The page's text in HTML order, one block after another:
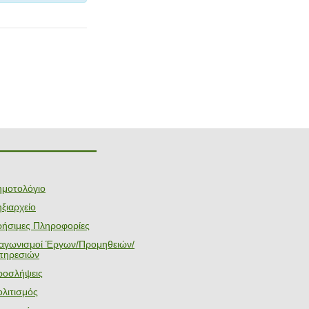
Πληροφορίες
Έργων/Προμηθειών/